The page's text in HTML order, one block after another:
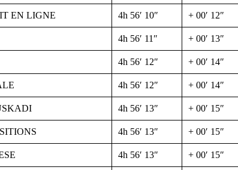
EN LIGNE 4h 56′ 10″ + 00′ 12″
4h 56′ 11″ + 00′ 13″
4h 56′ 12″ + 00′ 14″
4h 56′ 12″ + 00′ 14″
4h 56′ 13″ + 00′ 15″
4h 56′ 13″ + 00′ 15″
4h 56′ 13″ + 00′ 15″